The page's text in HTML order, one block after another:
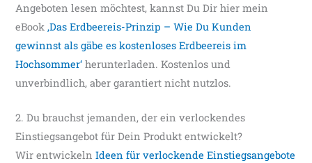
Angeboten lesen möchtest, kannst Du Dir hier mein
eBook ‚Das Erdbeereis-Prinzip – Wie Du Kunden
gewinnst als gäbe es kostenloses Erdbeereis im
Hochsommer‘ herunterladen. Kostenlos und
unverbindlich, aber garantiert nicht nutzlos.
2. Du brauchst jemanden, der ein verlockendes
Einstiegsangebot für Dein Produkt entwickelt?
Wir entwickeln Ideen für verlockende Einstiegsangebote